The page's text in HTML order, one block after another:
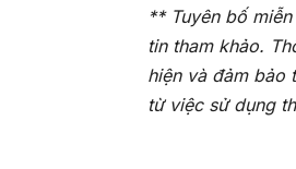
** Tuyên bố
tin tham khảo.
hiện và đảm bảo
từ việc sử dụng